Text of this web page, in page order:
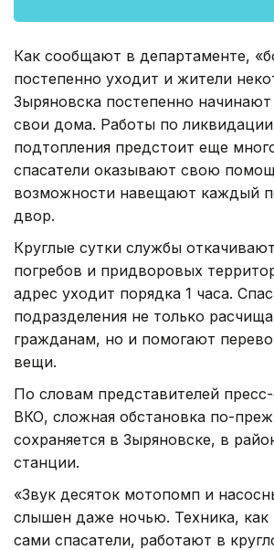
Как сообщают в департаменте,
постепенно уходит и жители
Зыряновска постепенно
свои дома. Работы по
подтопления предстоит еще
спасатели оказывают свою
возможности навещают каждый
двор.
Круглые сутки службы
погребов и придворовых
адрес уходит порядка 1 часа.
подразделения не только
гражданам, но и помогают
вещи.
По словам представителей
ВКО, сложная обстановка по-
сохраняется в Зыряновске, в
станции.
«Звук десяток мотопомп и
слышен даже ночью. Техника, как
сами спасатели, работают в